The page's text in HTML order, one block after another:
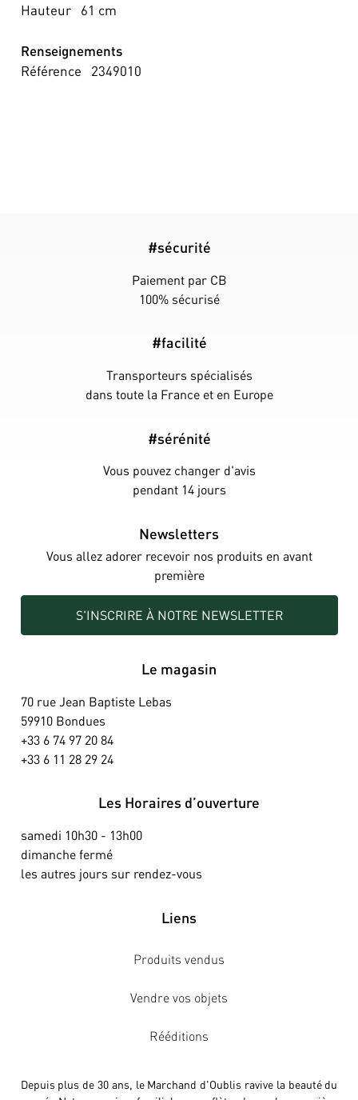
Hauteur
61 cm
Renseignements
Référence
2349010
#sécurité
Paiement par CB
100% sécurisé
#facilité
Transporteurs spécialisés
dans toute la France et en Europe
#sérénité
Vous pouvez changer d'avis
pendant 14 jours
Newsletters
Vous allez adorer recevoir nos produits en avant
première
S'INSCRIRE À NOTRE NEWSLETTER
Le magasin
70 rue Jean Baptiste Lebas
59910 Bondues
+33 6 74 97 20 84
+33 6 11 28 29 24
Les Horaires d’ouverture
samedi 10h30 - 13h00
dimanche fermé
les autres jours sur rendez-vous
Liens
Produits vendus
Vendre vos objets
Rééditions
Depuis plus de 30 ans, le Marchand d'Oublis ravive la beauté du